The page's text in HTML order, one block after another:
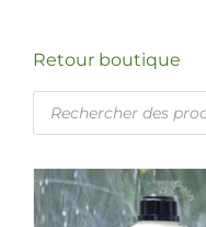
Retour boutique
Recherche
de
produits